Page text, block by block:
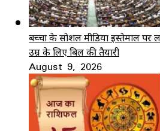
बच्चों के सोशल मीडिया इस्तेमाल
उम्र के लिए बिल की तैयारी
August 9, 2026